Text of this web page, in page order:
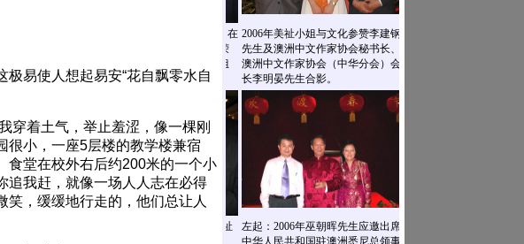
易使人想起易安“花自飘零水自
穿着土气，举止羞涩，像一棵刚
很小，一座5层楼的教学楼兼宿
食堂在校外右后约200米的一个小
追我赶，就像一场人人志在必得
，缓缓地行走的，他们总让人